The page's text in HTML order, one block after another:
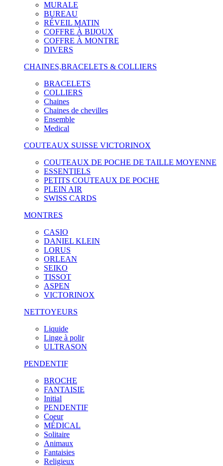
MURALE
BUREAU
RÉVEIL MATIN
COFFRE À BIJOUX
COFFRE À MONTRE
DIVERS
CHAINES,BRACELETS & COLLIERS
BRACELETS
COLLIERS
Chaines
Chaines de chevilles
Ensemble
Medical
COUTEAUX SUISSE VICTORINOX
COUTEAUX DE POCHE DE TAILLE MOYENNE
ESSENTIELS
PETITS COUTEAUX DE POCHE
PLEIN AIR
SWISS CARDS
MONTRES
CASIO
DANIEL KLEIN
LORUS
ORLEAN
SEIKO
TISSOT
ASPEN
VICTORINOX
NETTOYEURS
Liquide
Linge à polir
ULTRASON
PENDENTIF
BROCHE
FANTAISIE
Initial
PENDENTIF
Coeur
MÉDICAL
Solitaire
Animaux
Fantaisies
Religieux